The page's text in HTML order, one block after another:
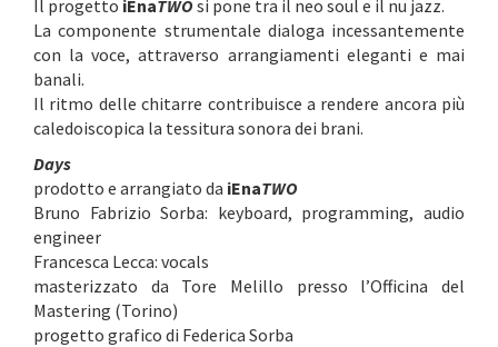
Il progetto iEnaTWO si pone tra il neo soul e il nu jazz.
La componente strumentale dialoga incessantemente
con la voce, attraverso arrangiamenti eleganti e mai
banali.
Il ritmo delle chitarre contribuisce a rendere ancora più
caledoiscopica la tessitura sonora dei brani.
Days
prodotto e arrangiato da iEnaTWO
Bruno Fabrizio Sorba: keyboard, programming, audio
engineer
Francesca Lecca: vocals
masterizzato da Tore Melillo presso l’Officina del
Mastering (Torino)
progetto grafico di Federica Sorba